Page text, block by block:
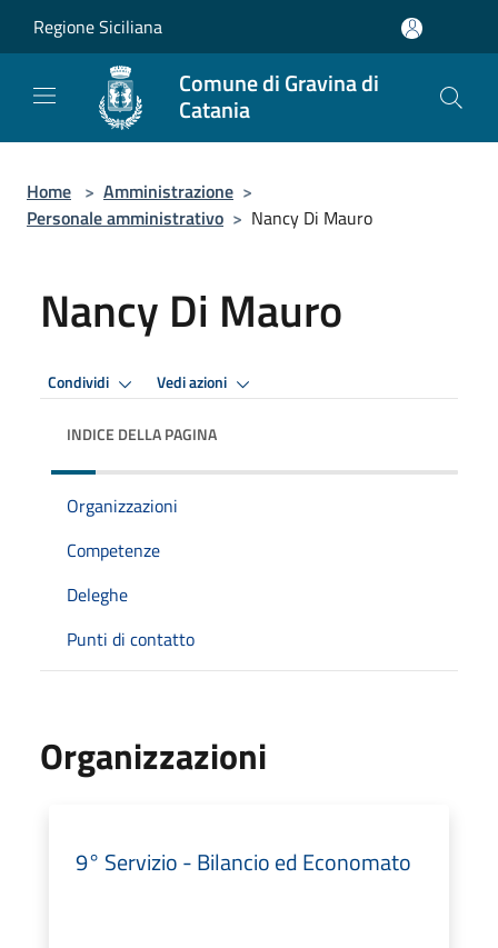
Regione Siciliana
Comune di Gravina di
Catania
Home > Amministrazione >
Personale amministrativo > Nancy Di Mauro
Nancy Di Mauro
Condividi Vedi azioni
INDICE DELLA PAGINA
Organizzazioni
Competenze
Deleghe
Punti di contatto
Organizzazioni
9° Servizio - Bilancio ed Economato